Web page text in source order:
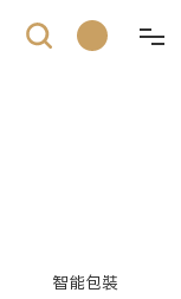
智能包裝